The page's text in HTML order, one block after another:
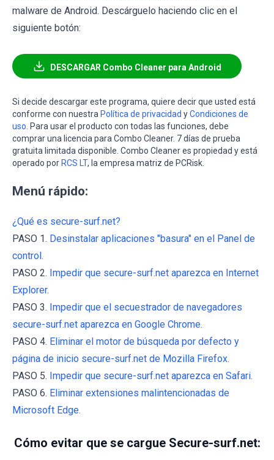
malware de Android. Descárguelo haciendo clic en el
siguiente botón:
DESCARGAR Combo Cleaner para Android
Si decide descargar este programa, quiere decir que usted está
conforme con nuestra Política de privacidad yCondiciones de
uso . Para usar el producto con todas las funciones, debe
comprar una licencia para Combo Cleaner. 7 días de prueba
gratuita limitada disponible. Combo Cleaner es propiedad y está
operado porRCS LT, la empresa matriz de PCRisk.
Menú rápido:
¿Qué es secure-surf.net?
PASO 1. Desinstalar aplicaciones "basura" en el Panel de
control.
PASO 2. Impedir que secure-surf.net aparezca en Internet
Explorer.
PASO 3. Impedir que el secuestrador de navegadores
secure-surf.net aparezca en Google Chrome.
PASO 4. Eliminar el motor de búsqueda por defecto y
página de inicio secure-surf.net de Mozilla Firefox.
PASO 5. Impedir que secure-surf.net aparezca en Safari.
PASO 6. Eliminar extensiones malintencionadas de
Microsoft Edge.
Cómo evitar que se cargue Secure-surf.net: